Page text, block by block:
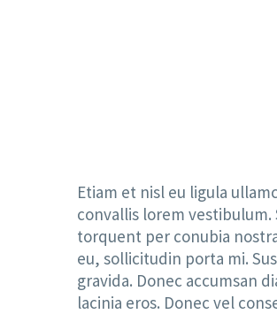
Etiam et nisl eu ligula
convallis lorem
torquent per conubia
eu, sollicitudin porta mi.
gravida. Donec accumsan
lacinia eros. Donec vel